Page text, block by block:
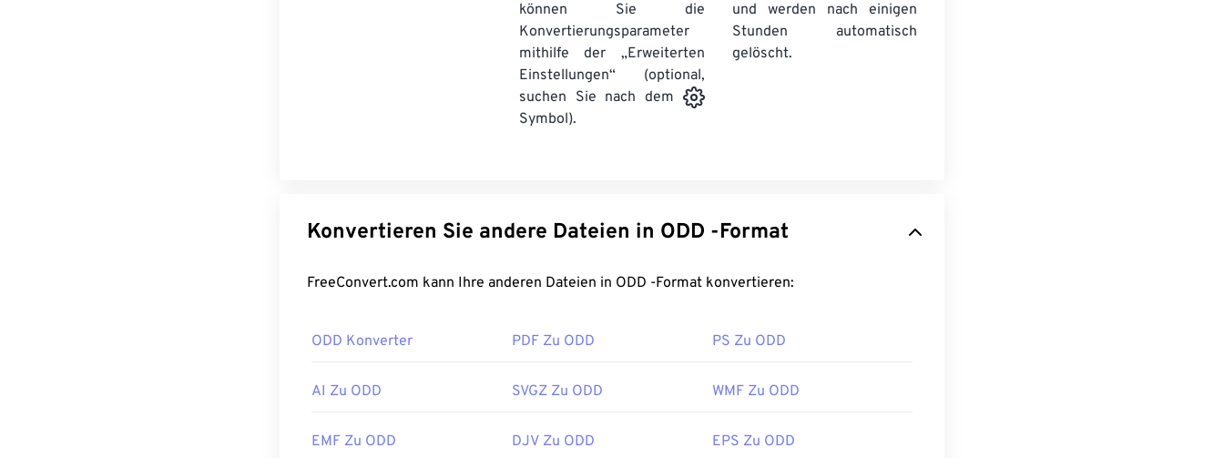
können Sie die
Konvertierungsparameter
mithilfe der „Erweiterten
Einstellungen“ (optional,
suchen Sie nach dem
Symbol).
und werden nach einigen
Stunden automatisch
gelöscht.
Konvertieren Sie andere Dateien in ODD -Format
FreeConvert.com kann Ihre anderen Dateien in ODD -Format konvertieren:
ODD Konverter PDF Zu ODD PS Zu ODD
AI Zu ODD SVGZ Zu ODD WMF Zu ODD
EMF Zu ODD DJV Zu ODD EPS Zu ODD